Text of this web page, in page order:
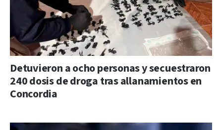
Detuvieron a ocho personas y secuestraron
240 dosis de droga tras allanamientos en
Concordia